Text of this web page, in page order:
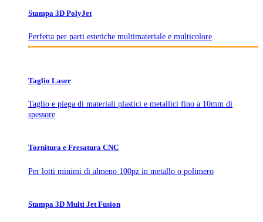
Stampa 3D PolyJet
Perfetta per parti estetiche multimateriale e multicolore
Taglio Laser
Taglio e piega di materiali plastici e metallici fino a 10mm di
spessore
Tornitura e Fresatura CNC
Per lotti minimi di almeno 100pz in metallo o polimero
Stampa 3D Multi Jet Fusion